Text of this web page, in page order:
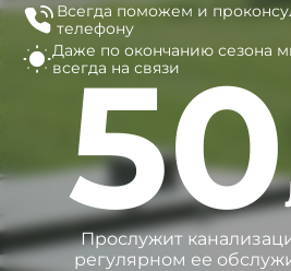
Всегда поможем и
телефону
Даже по окончанию сезона
всегда на связи
50
Прослужит
регулярном ее